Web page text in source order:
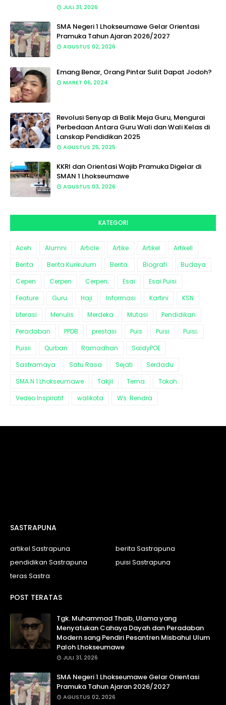
JULI 31, 2026
SMA Negeri 1 Lhokseumawe Gelar Orientasi
Pramuka Tahun Ajaran 2026/2027
AGUSTUS 02, 2026
Emang Benar, Orang Pintar Sulit Dapat Jodoh?
MARET 06, 2024
Revolusi Senyap di Balik Meja Guru, Mengurai
Perbedaan Antara Guru Wali dan Wali Kelas di
Lanskap Pendidikan 2025
AGUSTUS 25, 2025
KKRI dan Orientasi Wajib Pramuka Digelar di
SMAN 1 Lhokseumawe
AGUSTUS 03, 2026
KATEGORI
Aceh Alumni Article Artike Artikel
Artikell
Berita
Berita Kurikulum Berita. Biografi
Budaya
Cepen
Cerpen Cerpen; Esai
Esai.Puisi
Feature
Guru Haji Informasi Kartini
KSN
Literasi
Menulis Merdeka Mutasi
Pendidikan
Peradaban
PPDB prestasi Puis Puisi
Puisi;
Puisii
Qurban Ramadhan
SaidyPOE
Sastramaya
Satu Rasa Sejati
Serdadu
SMA N 1 Lhokseumawe
Takjil Tema
Tokoh
Vedeo Inspiratif
walikota Ws. Rendra
SASTRAPUNA
artikel Sastrapuna
berita Sastrapuna
pendidikan Sastrapuna
puisi Sastrapuna
teras Sastra
POST TERATAS
Tgk. Muhammad Thaib, Ulama yang
Menyatukan Cahaya Dayah dan Peradaban
Modern sang Pendiri Pesantren Misbahul Ulum
Paloh Lhokseumawe
JULI 31, 2026
SMA Negeri 1 Lhokseumawe Gelar Orientasi
Pramuka Tahun Ajaran 2026/2027
AGUSTUS 02, 2026